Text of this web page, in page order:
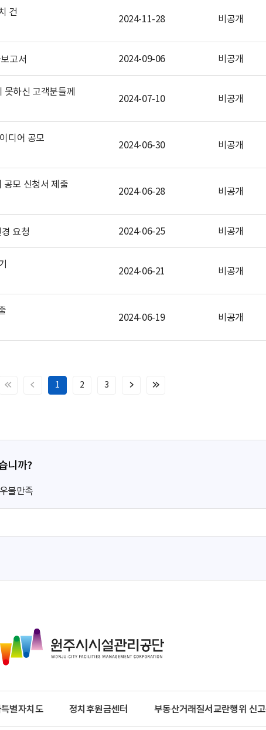
건
2024-11-28 비공개
고서 2024-09-06 비공개
하신 고객분들께
2024-07-10 비공개
디어 공모
2024-06-30 비공개
공모 신청서 제출
2024-06-28 비공개
요청 2024-06-25 비공개
2024-06-21 비공개
2024-06-19 비공개
처
지
이
지
1 2 3
다
지
마
이
니까?
불만족
주
시
설
관
리
별자치도 정치후원금센터 부동산거래질서교란행위 신